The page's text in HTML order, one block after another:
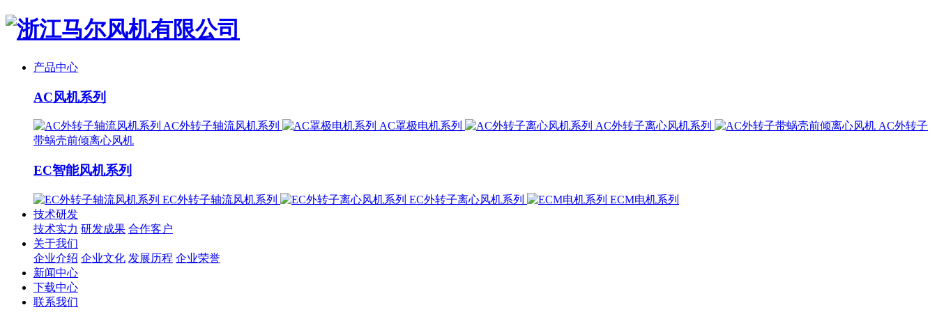
产品中心
AC风机系列
AC外转子轴流风机系列 AC罩极电机系列 AC外转子离心风机系列
AC外转子
带蜗壳前倾离心风机
EC智能风机系列
EC外转子轴流风机系列 EC外转子离心风机系列
ECM电机系列
技术研发
技术实力 研发成果 合作客户
关于我们
企业介绍 企业文化 发展历程 企业荣誉
新闻中心
下载中心
联系我们